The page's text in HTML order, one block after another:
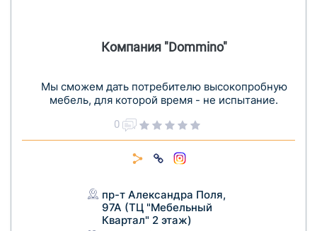
Компания "Dommino"
Мы сможем дать потребителю высокопробную
мебель, для которой время - не испытание.
0
пр-т Александра Поля,
97А (ТЦ "Мебельный
Квартал" 2 этаж)